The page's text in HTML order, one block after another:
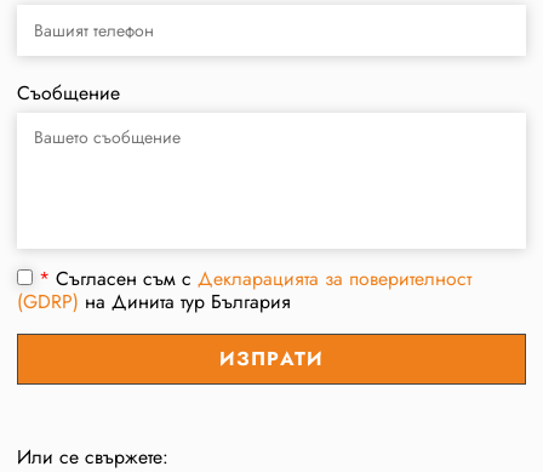
Съобщение
*Съгласен съм сДекларацията за поверителност
(GDRP) на Динита тур България
Или се свържете: